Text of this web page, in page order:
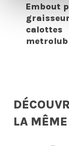
Embout
calottes
metrolub
LA